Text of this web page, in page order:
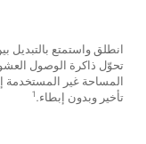
انطلق واستمتع
المساحة غير
تأخير وبدون إبطاء.1